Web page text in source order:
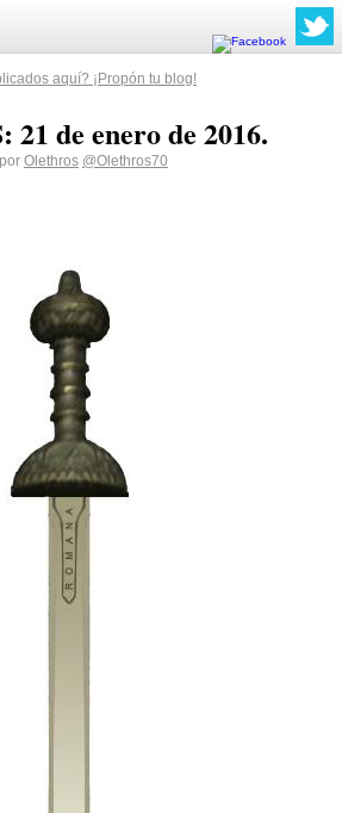
aquí? ¡Propón tu blog!
de enero de 2016.
Olethros @Olethros70